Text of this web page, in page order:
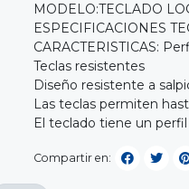
MODELO:TECLADO
ESPECIFICACIONES
CARACTERISTICAS:
Teclas resistentes
Diseño resistente a
Las teclas permiten
El teclado tiene un
Compartir en: